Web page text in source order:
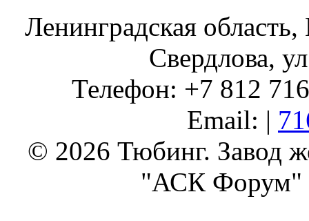
Ленинградская
Свердлова,
Телефон: +7 812
Email: |
© 2026 Тюбинг. Завод
"АСК Форум"